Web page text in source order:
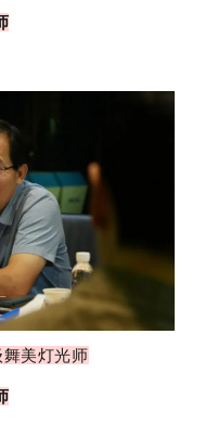
美灯光师